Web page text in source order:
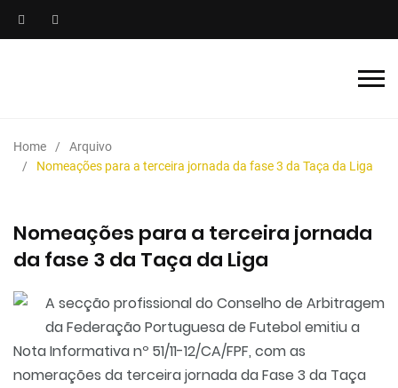
Home
Arquivo
Nomeações para a terceira jornada da fase 3 da Taça da Liga
Nomeações para a terceira jornada
da fase 3 da Taça da Liga
A secção profissional do Conselho de Arbitragem
da Federação Portuguesa de Futebol emitiu a
Nota Informativa nº 51/11-12/CA/FPF, com as
nomerações da terceira jornada da Fase 3 da Taça